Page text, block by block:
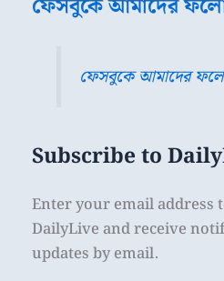
ফেসবুকে আমাদের
ফেসবুকে আমাদের
Subscribe to
Enter your email address
DailyLive and receive
updates by email.